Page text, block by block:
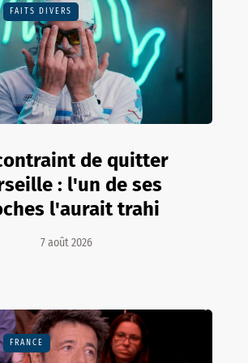
FAITS DIVERS
de quitter
: l'un de ses
l'aurait trahi
7 août 2026
FRANCE